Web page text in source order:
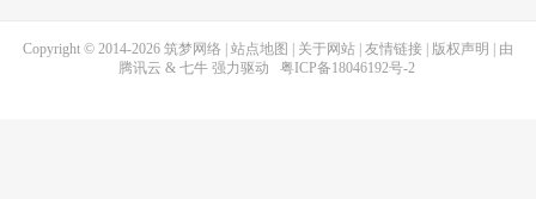
Copyright © 2014-2026 筑梦网络 站点地图 关于网站 友情链接 版权声明
| 由
腾讯云 & 七牛强力驱动 粤ICP备18046192号-2